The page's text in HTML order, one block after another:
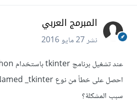
المبرمج العربي
نشر27 مايو 2016
سبب المشكلة؟